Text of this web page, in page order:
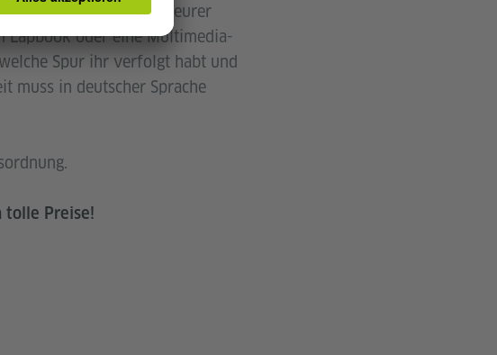
oder Sprache in eurer
Lapbook oder eine Multimedia-
Spur ihr verfolgt habt und
muss in deutscher Sprache
Preise!